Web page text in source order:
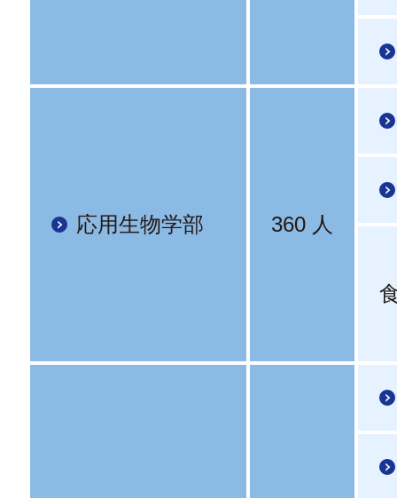
応用生物学部 360 人